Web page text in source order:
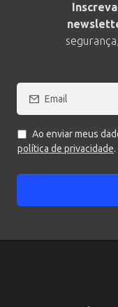
Ao enviar meus
política de privacidade.